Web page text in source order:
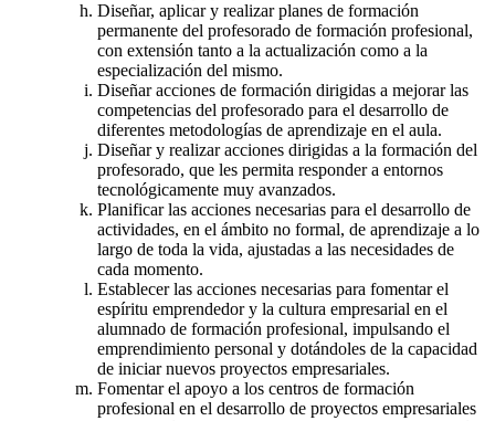
Diseñar, aplicar y realizar planes de formación
permanente del profesorado de formación profesional,
con extensión tanto a la actualización como a la
especialización del mismo.
Diseñar acciones de formación dirigidas a mejorar las
competencias del profesorado para el desarrollo de
diferentes metodologías de aprendizaje en el aula.
Diseñar y realizar acciones dirigidas a la formación del
profesorado, que les permita responder a entornos
tecnológicamente muy avanzados.
Planificar las acciones necesarias para el desarrollo de
actividades, en el ámbito no formal, de aprendizaje a lo
largo de toda la vida, ajustadas a las necesidades de
cada momento.
Establecer las acciones necesarias para fomentar el
espíritu emprendedor y la cultura empresarial en el
alumnado de formación profesional, impulsando el
emprendimiento personal y dotándoles de la capacidad
de iniciar nuevos proyectos empresariales.
Fomentar el apoyo a los centros de formación
profesional en el desarrollo de proyectos empresariales